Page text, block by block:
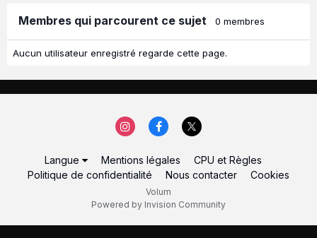
Membres qui parcourent ce sujet 0 membres
Aucun utilisateur enregistré regarde cette page.
Langue Mentions légales
CPU et Règles
Politique de confidentialité
Nous contacter Cookies
Volum
Powered by Invision Community